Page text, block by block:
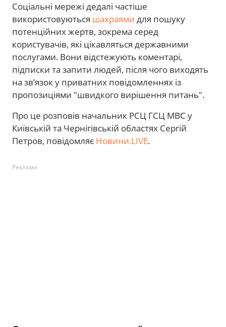
Соціальні мережі дедалі частіше
використовуються шахраями для пошуку
потенційних жертв, зокрема серед
користувачів, які цікавляться державними
послугами. Вони відстежують коментарі,
підписки та запити людей, після чого виходять
на зв’язок у приватних повідомленнях із
пропозиціями "швидкого вирішення питань".
Про це розповів начальник РСЦ ГСЦ МВС у
Київській та Чернігівській областях Сергій
Петров, повідомляє Новини.LIVE.
Реклама